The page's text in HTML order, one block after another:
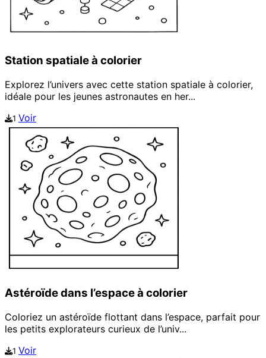
Station spatiale à colorier
Explorez l’univers avec cette station spatiale à colorier,
idéale pour les jeunes astronautes en her...
1 Voir
Astéroïde dans l’espace à colorier
Coloriez un astéroïde flottant dans l’espace, parfait pour
les petits explorateurs curieux de l’univ...
1 Voir